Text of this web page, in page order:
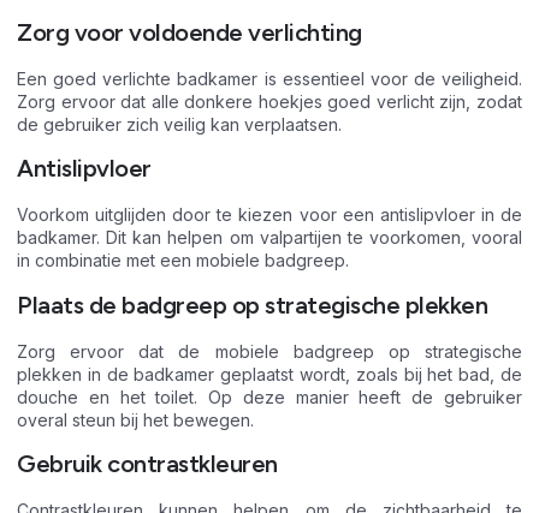
Zorg voor voldoende verlichting
Een goed verlichte badkamer is essentieel voor de veiligheid.
Zorg ervoor dat alle donkere hoekjes goed verlicht zijn, zodat
de gebruiker zich veilig kan verplaatsen.
Antislipvloer
Voorkom uitglijden door te kiezen voor een antislipvloer in de
badkamer. Dit kan helpen om valpartijen te voorkomen, vooral
in combinatie met een mobiele badgreep.
Plaats de badgreep op strategische plekken
Zorg ervoor dat de mobiele badgreep op strategische
plekken in de badkamer geplaatst wordt, zoals bij het bad, de
douche en het toilet. Op deze manier heeft de gebruiker
overal steun bij het bewegen.
Gebruik contrastkleuren